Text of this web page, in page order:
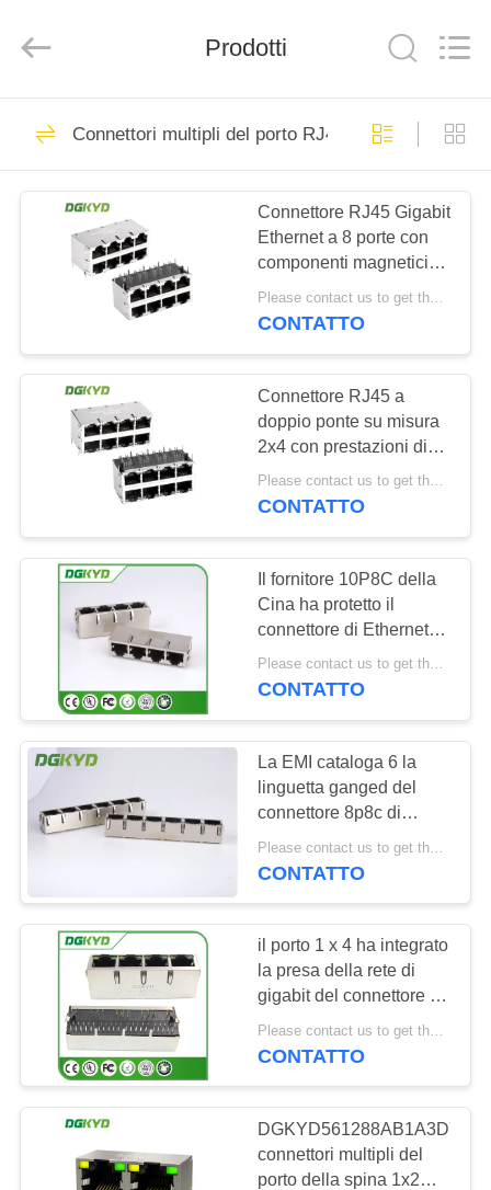
CASA
PRODOTTI
MOSTRA
CIRCA
GIRO
FABBRICA
CONTROLLO
CONTATTICI
RICHIEDA
CITAZIONE
SITEMAP
NORME
SULLA
PRIVACY
Technology
Co.,ltd.
connettore di
Ethernet rj45
connettore
schermato rj45
67
Connettori multipli
del porto RJ45
101
Singolo porto RJ45
127
connettore di cat6
rj45
Prodotti
Connettori multipli del porto RJ45
Connettore RJ45 Gigabit
Ethernet a 8 porte con
componenti magnetici
per reti ad alta velocità
Please contact us to get the latest price. MOQ:1 pezzo
CONTATTO
Connettore RJ45 a
doppio ponte su misura
2x4 con prestazioni di
velocità Cat6 e
montaggio di ingresso
Please contact us to get the latest price. MOQ:1 pezzo
CONTATTO
Il fornitore 10P8C della
Cina ha protetto il
connettore di Ethernet
RJ45 di gigabit di 1 x 4
porti con il trasformatore
Please contact us to get the latest price. MOQ:1 pezzo
CONTATTO
La EMI cataloga 6 la
linguetta ganged del
connettore 8p8c di
Ethernet rj45 del porto
su
CONTATTO
il porto 1 x 4 ha integrato
la presa della rete di
gigabit del connettore di
Ethernet di magnetica
RJ45 con il LED
Please contact us to get the latest price. MOQ:1 pezzo
CONTATTO
connettori multipli del
porto della spina 1x2